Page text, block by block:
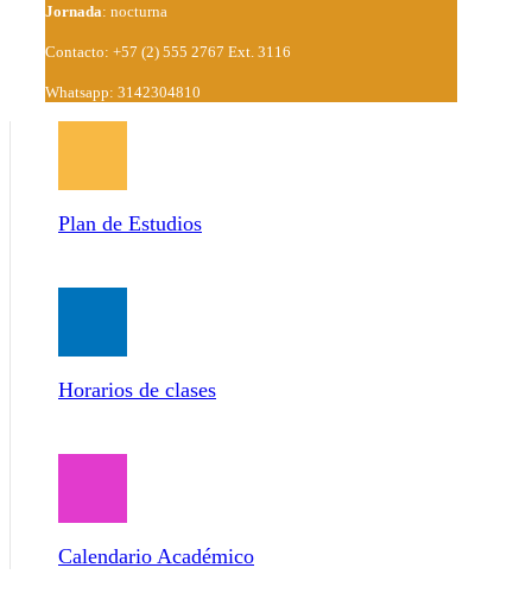
Jornada: nocturna
Contacto: +57 (2) 555 2767 Ext. 3116
Whatsapp: 3142304810
Plan de Estudios
Horarios de clases
Calendario Académico